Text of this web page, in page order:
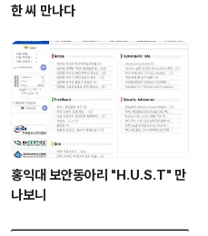
한 씨 만나다
홍익대 보안동아리 "H.U.S.T" 만
나보니